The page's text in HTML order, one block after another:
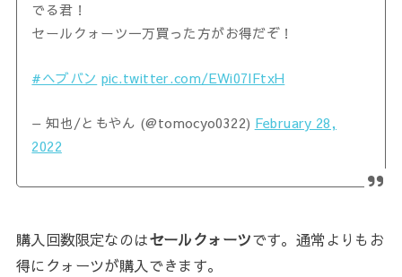
でる君！
セールクォーツ一万買った方がお得だぞ！
#ヘブバン pic.twitter.com/EWi07lFtxH
— 知也/ともやん (@tomocyo0322) February 28,
2022
購入回数限定なのはセールクォーツです。通常よりもお
得にクォーツが購入できます。